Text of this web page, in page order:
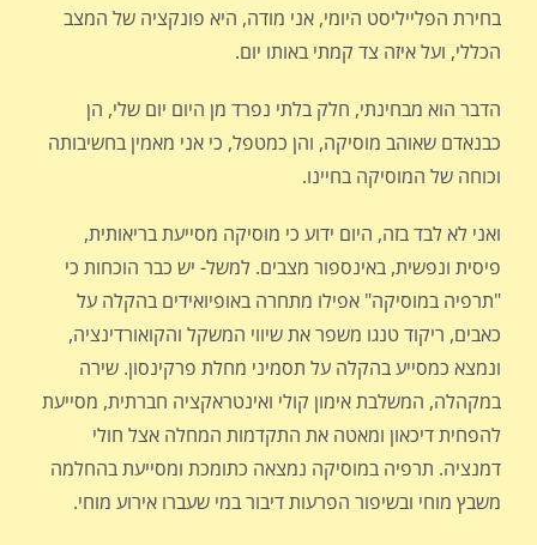
בחירת הפלייליסט היומי, אני מודה, היא פונקציה של המצב
הכללי, ועל איזה צד קמתי באותו יום.
הדבר הוא מבחינתי, חלק בלתי נפרד מן היום יום שלי, הן
כבנאדם שאוהב מוסיקה, והן כמטפל, כי אני מאמין בחשיבותה
וכוחה של המוסיקה בחיינו.
ואני לא לבד בזה, היום ידוע כי מוסיקה מסייעת בריאותית,
פיסית ונפשית, באינספור מצבים. למשל- יש כבר הוכחות כי
"תרפיה במוסיקה" אפילו מתחרה באופיואידים בהקלה על
כאבים, ריקוד טנגו משפר את שיווי המשקל והקואורדינציה,
ונמצא כמסייע בהקלה על תסמיני מחלת פרקינסון. שירה
במקהלה, המשלבת אימון קולי ואינטראקציה חברתית, מסייעת
להפחית דיכאון ומאטה את התקדמות המחלה אצל חולי
דמנציה. תרפיה במוסיקה נמצאה כתומכת ומסייעת בהחלמה
משבץ מוחי ובשיפור הפרעות דיבור במי שעברו אירוע מוחי.